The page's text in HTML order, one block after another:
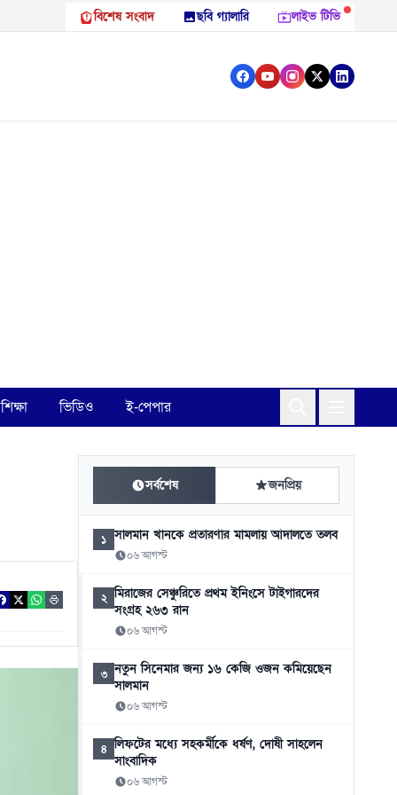
বিশেষ সংবাদ ছবি গ্যালারি লাইভ টিভি
শিক্ষা ভিডিও ই-পেপার
সর্বশেষ জনপ্রিয়
১ সালমান খানকে প্রতারণার মামলায় আদালতে তলব
০৬ আগস্ট
২ মিরাজের সেঞ্চুরিতে প্রথম ইনিংসে টাইগারদের
সংগ্রহ ২৬৩ রান
০৬ আগস্ট
৩ নতুন সিনেমার জন্য ১৬ কেজি ওজন কমিয়েছেন
সালমান
০৬ আগস্ট
৪ লিফটের মধ্যে সহকর্মীকে ধর্ষণ, দোষী সাহলেন
সাংবাদিক
০৬ আগস্ট